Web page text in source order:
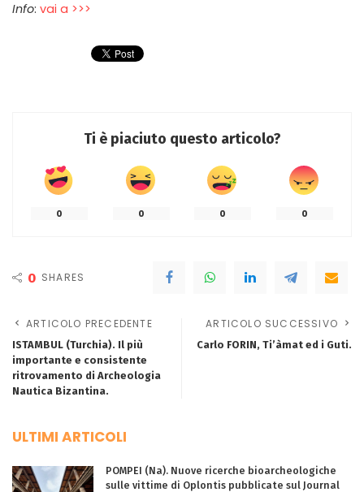
Info: vai a >>>
Ti è piaciuto questo articolo?
0 0 0 0
0 SHARES
ARTICOLO PRECEDENTE
ISTAMBUL (Turchia). Il più
importante e consistente
ritrovamento di Archeologia
Nautica Bizantina.
ARTICOLO SUCCESSIVO
Carlo FORIN, Ti’àmat ed i Guti.
ULTIMI ARTICOLI
POMPEI (Na). Nuove ricerche bioarcheologiche
sulle vittime di Oplontis pubblicate sul Journal